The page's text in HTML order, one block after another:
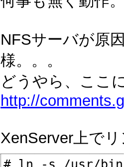
NFSサーバが原
様。。。
どうやら、ここ
http://
XenServer上で